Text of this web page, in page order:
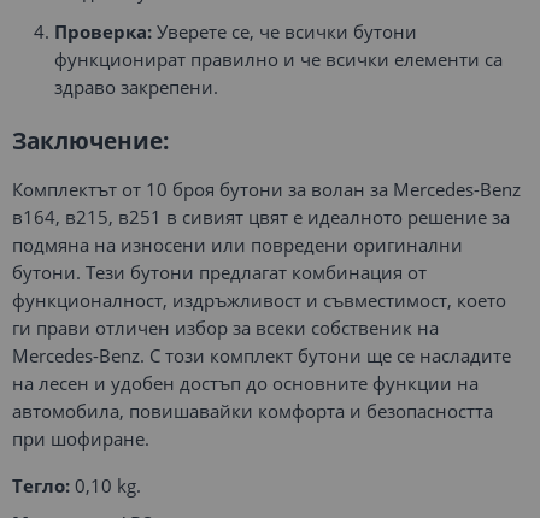
Проверка: Уверете се, че всички бутони
функционират правилно и че всички елементи са
здраво закрепени.
Заключение:
Комплектът от 10 броя бутони за волан за Mercedes-Benz
в164, в215, в251 в сивият цвят е идеалното решение за
подмяна на износени или повредени оригинални
бутони. Тези бутони предлагат комбинация от
функционалност, издръжливост и съвместимост, което
ги прави отличен избор за всеки собственик на
Mercedes-Benz. С този комплект бутони ще се насладите
на лесен и удобен достъп до основните функции на
автомобила, повишавайки комфорта и безопасността
при шофиране.
Тегло: 0,10 kg.